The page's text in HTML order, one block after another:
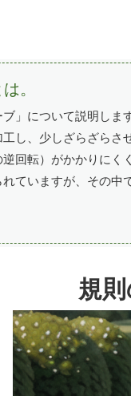
。
」について説明し
し、少しざらざら
回転）がかかりに
ていますが、その
規